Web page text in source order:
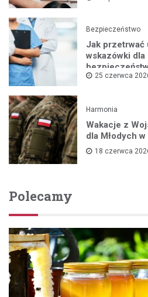
Bezpieczeństwo
Jak przetrwać
wskazówki dla
25 czerwca
Harmonia
Wakacje z
dla Młodych
18 czerwca
Polecamy